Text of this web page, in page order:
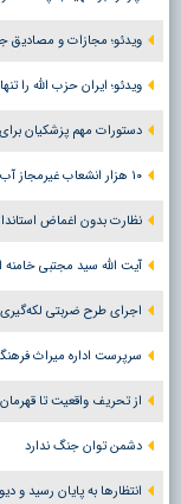
ویدئو؛ مجازات و مصادیق
ویدئو؛ ایران حزب الله را
دستورات مهم پزشکیان
۱۰ هزار انشعاب غیرمجاز آب در البرز شناسایی شد
نظارت بدون اغماض
آیت الله سید مجتبی
اجرای طرح ضربتی
سرپرست اداره میراث
از تحریف واقعیت تا
دشمن توان جنگ ندارد
انتظارها به پایان رسید و